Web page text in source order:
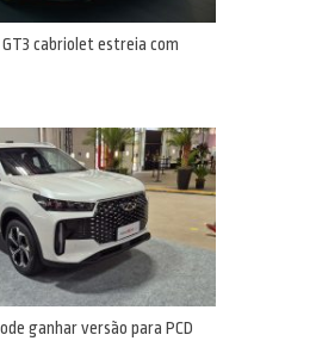
GT3 cabriolet estreia com
ganhar versão para PCD